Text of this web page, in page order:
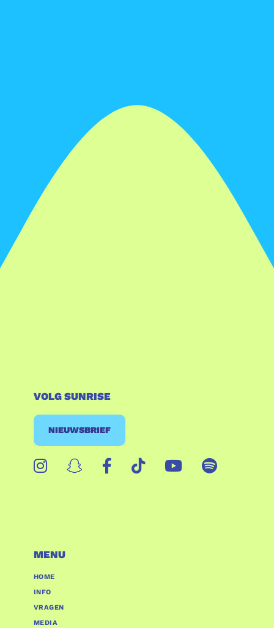
VOLG SUNRISE
NIEUWSBRIEF
MENU
HOME
INFO
VRAGEN
MEDIA